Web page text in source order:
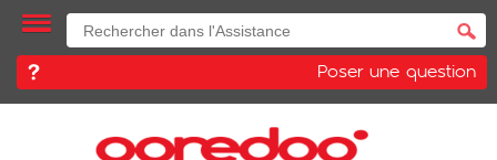
Poser une question